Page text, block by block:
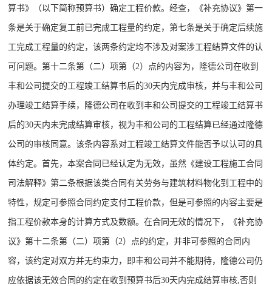
算书》（以下简称预算书）确定工程价款。经查，《补充协议》第一
条是关于确定复工前已完成工程量的约定，第七条是关于确定后续施
工完成工程量的约定，该两条约定均不涉及对案涉工程结算文件的认
可问题。第十二条第（二）项第（2）点的内容为，隆德公司在收到
丰和公司提交的工程竣工结算书后的30天内完成审核，并与丰和公司
办理竣工结算手续，隆德公司在收到丰和公司提交的工程竣工结算书
后的30天内未完成结算审核，视为丰和公司的工程结算已经通过隆德
公司的审核同意。该条内容系对工程竣工结算文件能否予以认可的具
体约定。首先，本案合同已经认定为无效，虽然《建设工程施工合同
司法解释》第二条根据该类合同有关劳务与建筑材料物化到工程中的
特性，规定可参照合同约定支付工程价款，但是可参照的内容主要是
指工程价款本身的计算方式及数额。在合同无效的情况下，《补充协
议》第十二条第（二）项第（2）点的约定，并非可参照的合同内
容，该约定对双方并无约束力，即丰和公司并不能期待，隆德公司仍
应依据该无效合同的约定在收到预算书后30天内完成结算审核,否则